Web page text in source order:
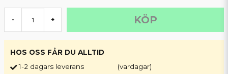
- + KÖP
HOS OSS FÅR DU ALLTID
1-2 dagars leverans
(vardagar)